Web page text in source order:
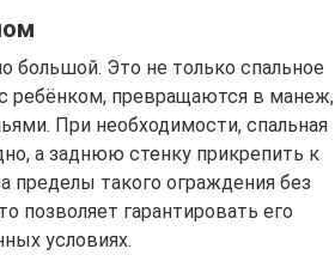
большой. Это не только спальное
ребёнком, превращаются в манеж,
При необходимости, спальная
а заднюю стенку прикрепить к
пределы такого ограждения без
гарантировать его
условиях.